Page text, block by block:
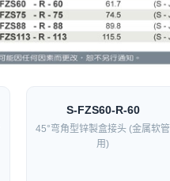
S-FZS60-R-60
45°弯角型锌製盒接头 (金属软管
用)